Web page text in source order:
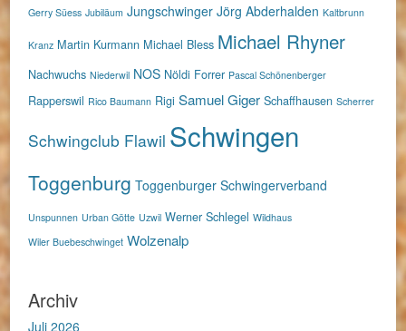
Gerry Süess Jubiläum Jungschwinger Jörg Abderhalden Kaltbrunn
Kranz Martin Kurmann Michael Bless Michael Rhyner
Nachwuchs Niederwil NOS Nöldi Forrer Pascal Schönenberger
Rapperswil Rico Baumann Rigi Samuel Giger Schaffhausen Scherrer
Schwingclub Flawil Schwingen
Toggenburg Toggenburger Schwingerverband
Unspunnen Urban Götte Uzwil Werner Schlegel Wildhaus
Wiler Buebeschwinget Wolzenalp
Archiv
Juli 2026